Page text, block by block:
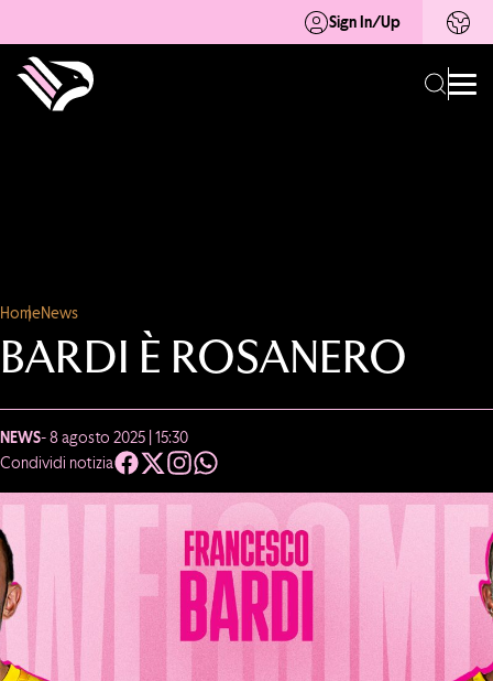
Sign In/Up
HomeNews
BARDI È ROSANERO
NEWS- 8 agosto 2025 | 15:30
Condividi notizia